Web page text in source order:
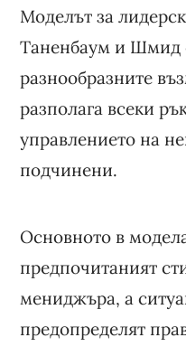
Моделът за
Таненбаум и Шмид
разнообразните
разполага всеки
управлението на
подчинени.
Основното в
предпочитаният
мениджъра, а
предопределят